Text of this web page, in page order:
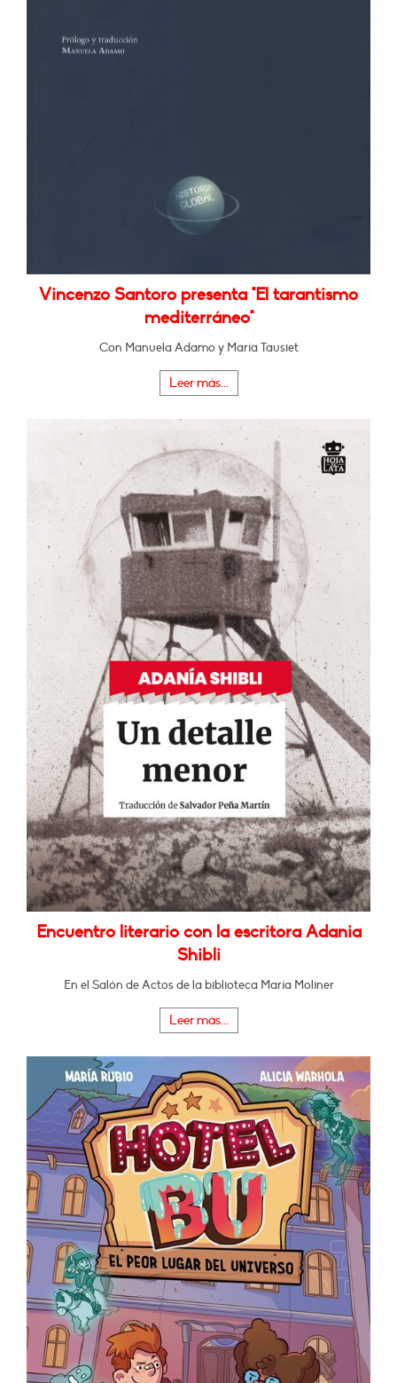
Vincenzo Santoro presenta "El tarantismo
mediterráneo"
Con Manuela Adamo y María Tausiet
Leer más...
Encuentro literario con la escritora Adania
Shibli
En el Salón de Actos de la biblioteca María Moliner
Leer más...